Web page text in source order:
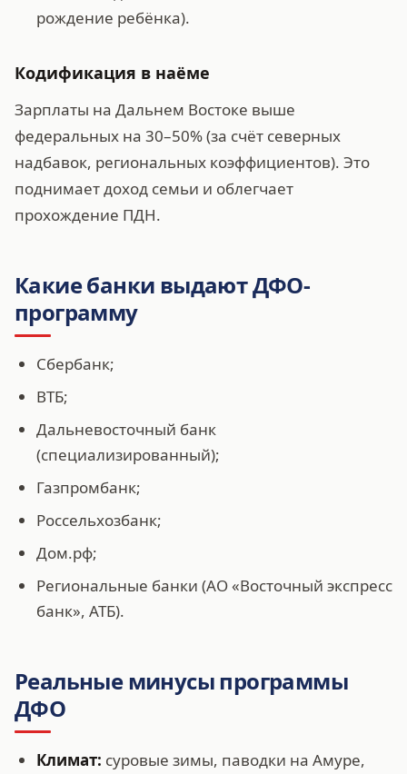
рождение ребёнка).
Кодификация в наёме
Зарплаты на Дальнем Востоке выше
федеральных на 30–50% (за счёт северных
надбавок, региональных коэффициентов). Это
поднимает доход семьи и облегчает
прохождение ПДН.
Какие банки выдают ДФО-
программу
Сбербанк;
ВТБ;
Дальневосточный банк
(специализированный);
Газпромбанк;
Россельхозбанк;
Дом.рф;
Региональные банки (АО «Восточный экспресс
банк», АТБ).
Реальные минусы программы
ДФО
Климат: суровые зимы, паводки на Амуре,